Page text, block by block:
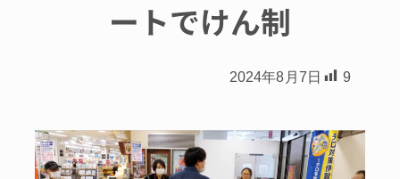
ートでけん制
2024年8月7日 9